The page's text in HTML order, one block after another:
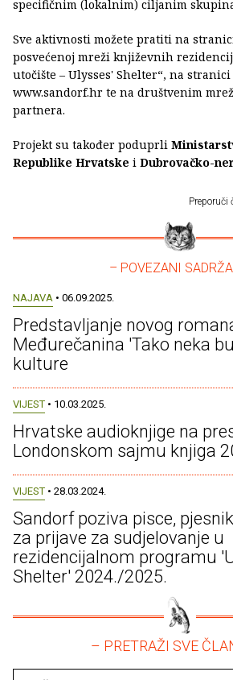
specifičnim (lokalnim) ciljanim
Sve aktivnosti možete pratiti na
posvećenoj mreži književnih
utočište – Ulysses' Shelter“, na
www.sandorf.hr te na društvenim
partnera.
Projekt su također poduprli
Republike Hrvatske i Dubrovačko-
Preporuči
– POVEZANI
NAJAVA • 06.09.2025.
Predstavljanje novog
Međurečanina 'Tako neka
kulture
VIJEST • 10.03.2025.
Hrvatske audioknjige na
Londonskom sajmu knjiga
VIJEST • 28.03.2024.
Sandorf poziva pisce,
za prijave za sudjelovanje u
rezidencijalnom programu
Shelter' 2024./2025.
– PRETRAŽI SVE